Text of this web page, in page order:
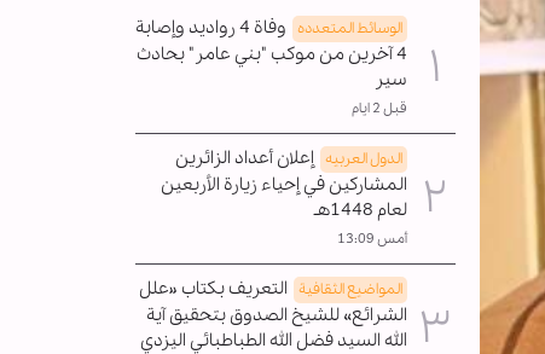
الوسائط المتعدده
وفاة 4 رواديد وإصابة
4 آخرين من موكب "بني عامر" بحادث
سير
قبل 2 ايام
الدول العربیه إعلان أعداد الزائرين
المشاركين في إحياء زيارة الأربعين
لعام 1448هـ
أمس 13:09
المواضیع الثقافية التعريف بكتاب «علل
الشرائع» للشيخ الصدوق بتحقيق آية
الله السيد فضل الله الطباطبائي اليزدي